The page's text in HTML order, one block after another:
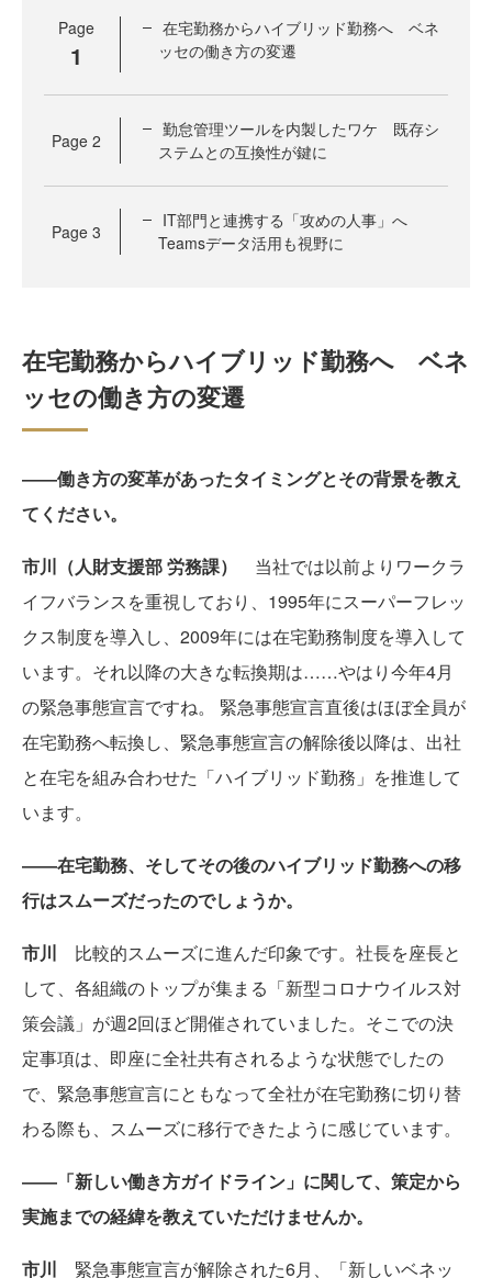
Page
1
在宅勤務からハイブリッド勤務へ ベネ
ッセの働き方の変遷
Page 2
勤怠管理ツールを内製したワケ 既存シ
ステムとの互換性が鍵に
Page 3
IT部門と連携する「攻めの人事」へ
Teamsデータ活用も視野に
在宅勤務からハイブリッド勤務へ ベネ
ッセの働き方の変遷
――働き方の変革があったタイミングとその背景を教え
てください。
市川（人財支援部 労務課）
当社では以前よりワークラ
イフバランスを重視しており、1995年にスーパーフレッ
クス制度を導入し、2009年には在宅勤務制度を導入して
います。それ以降の大きな転換期は……やはり今年4月
の緊急事態宣言ですね。 緊急事態宣言直後はほぼ全員が
在宅勤務へ転換し、緊急事態宣言の解除後以降は、出社
と在宅を組み合わせた「ハイブリッド勤務」を推進して
います。
――在宅勤務、そしてその後のハイブリッド勤務への移
行はスムーズだったのでしょうか。
市川 比較的スムーズに進んだ印象です。社長を座長と
して、各組織のトップが集まる「新型コロナウイルス対
策会議」が週2回ほど開催されていました。そこでの決
定事項は、即座に全社共有されるような状態でしたの
で、緊急事態宣言にともなって全社が在宅勤務に切り替
わる際も、スムーズに移行できたように感じています。
―― 「新しい働き方ガイドライン」に関して、策定から
実施までの経緯を教えていただけませんか。
市川 緊急事態宣言が解除された6月、「新しいベネッ